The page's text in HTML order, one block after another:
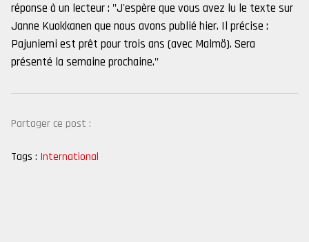
réponse à un lecteur : "J'espère que vous avez lu le texte sur
Janne Kuokkanen que nous avons publié hier. Il précise :
Pajuniemi est prêt pour trois ans (avec Malmö). Sera
présenté la semaine prochaine."
Partager ce post :
Tags : International